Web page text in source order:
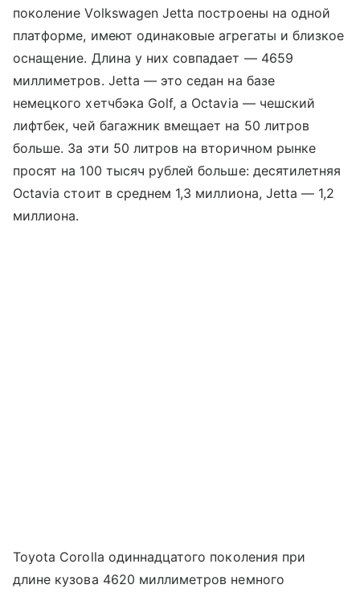
поколение Volkswagen Jetta построены на одной
платформе, имеют одинаковые агрегаты и близкое
оснащение. Длина у них совпадает — 4659
миллиметров. Jetta — это седан на базе
немецкого хетчбэка Golf, а Octavia — чешский
лифтбек, чей багажник вмещает на 50 литров
больше. За эти 50 литров на вторичном рынке
просят на 100 тысяч рублей больше: десятилетняя
Octavia стоит в среднем 1,3 миллиона, Jetta — 1,2
миллиона.
Toyota Corolla одиннадцатого поколения при
длине кузова 4620 миллиметров немного